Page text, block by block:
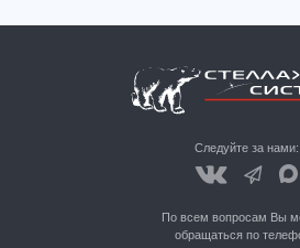
Следуйте за нами:
По всем вопросам Вы
обращаться по